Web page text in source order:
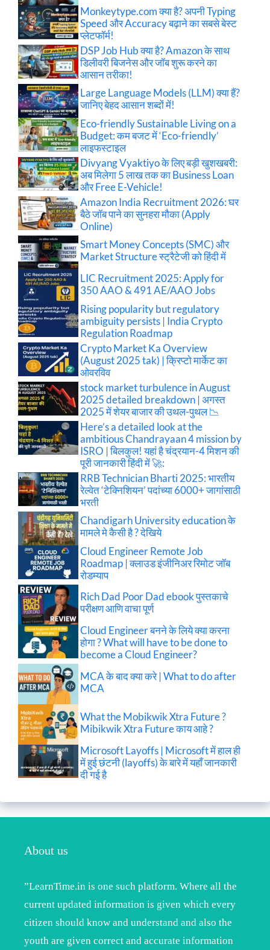
Monkeytype.com क्या है? अपनी Typing
Speed और Accuracy बढ़ाने का सबसे बेस्ट
प्लेटफॉर्म!
DSP Job Hub क्या है? Amazon के साथ
डिलीवरी बिजनेस और जॉब शुरू करने का
आसान तरीका!
Large Language Models (LLM) क्या हैं?
जानिए बेहद आसान शब्दों में!
Eco-friendly Sustainable Living on a
Budget: कम बजट में ‘Eco-friendly’
लाइफस्टाइल
Divyang Vyaktiyo के लिए बड़ी खुशखबरी:
अब मिलेगा 5 लाख तक का Business Loan
और Free E-Vehicle!
Amazon India Recruitment 2026: घर
बैठे जॉब पाने का सुनहरा मौका (Apply
Online)
Smart Money Concepts (SMC) और
Market Structure स्ट्रैटेजी को हिंदी में
LIC Recruitment 2025: Apply for
350 AAO & 491 AE/AAO Jobs
Rising popularity but regulatory
ambiguity persists | India Crypto
Regulation Roadmap
Crypto Market Ka Overview
(August 2025 tak) | क्रिप्टो मार्केट का
ओवरविव
stock market turbulence in August
2025 detailed breakdown | अगस्त
2025 में शेयर बाजार की उथल-पुथल 📉
Here’s a detailed look at the
ambitious Chandrayaan 4 mission by
ISRO | बिलकुल! यहां है चंद्रयान-4 मिशन की
पूरी जानकारी हिंदी में 🚀:
RRB Technician Bharti 2025: भारतीय
रेल्वेत ‘टेक्निशियन’ पदांच्या 6000+ जागांसाठी
भरती
Chandigarh University education के
मामले मे कैसी है ? देखिये
Cloud Engineer Remote Job
Roadmap | क्लाउड इंजीनिअर रिमोट जॉब
रोडम्याप
Rich Dad Poor Dad ebook पुस्तकाचे
परीक्षण आणि वाचा पूर्ण
Cloud Engineer बनने के लिये क्या करना
होगा ? What will have to be done to
become a Cloud Engineer?
MCA के बाद क्या करे | What to do after
MCA
What the Mobikwik Xtra Future ?
Mibikwik Xtra Future काय आहे ?
Microsoft Layoffs | Microsoft में हाल ही
में हुई छंटनी (layoffs) के बारे में यहाँ जानकारी
दी गई है
About us
”LearnTime.in is one such platform. Where all the
current updated information is given which every
citizen should know and understand and also the
youth are given correct and accurate information